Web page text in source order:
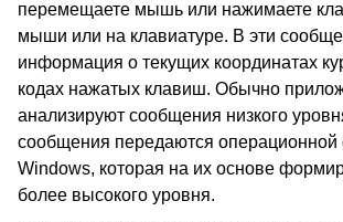
перемещаете мышь или нажимаете
мыши или на клавиатуре. В эти
информация о текущих координатах
кодах нажатых клавиш. Обычно
анализируют сообщения низкого
сообщения передаются операционной
Windows, которая на их основе
более высокого уровня.